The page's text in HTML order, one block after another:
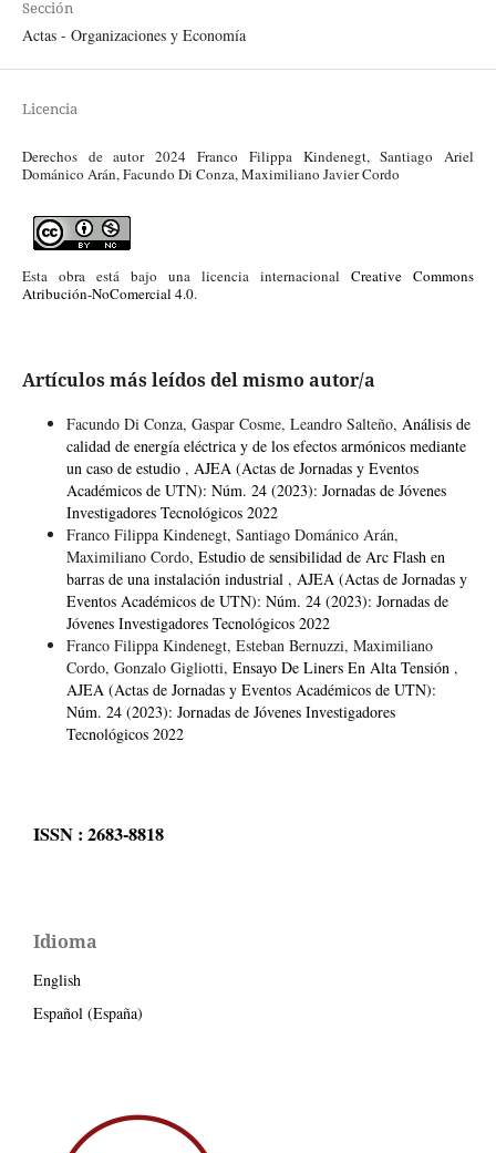
Sección
Actas - Organizaciones y Economía
Licencia
Derechos de autor 2024 Franco Filippa Kindenegt, Santiago Ariel
Dománico Arán, Facundo Di Conza, Maximiliano Javier Cordo
Esta obra está bajo una licencia internacionalCreative Commons
Atribución-NoComercial 4.0.
Artículos más leídos del mismo autor/a
Facundo Di Conza, Gaspar Cosme, Leandro Salteño, Análisis de
calidad de energía eléctrica y de los efectos armónicos mediante
un caso de estudio , AJEA (Actas de Jornadas y Eventos
Académicos de UTN): Núm. 24 (2023): Jornadas de Jóvenes
Investigadores Tecnológicos 2022
Franco Filippa Kindenegt, Santiago Dománico Arán,
Maximiliano Cordo, Estudio de sensibilidad de Arc Flash en
barras de una instalación industrial , AJEA (Actas de Jornadas y
Eventos Académicos de UTN): Núm. 24 (2023): Jornadas de
Jóvenes Investigadores Tecnológicos 2022
Franco Filippa Kindenegt, Esteban Bernuzzi, Maximiliano
Cordo, Gonzalo Gigliotti, Ensayo De Liners En Alta Tensión ,
AJEA (Actas de Jornadas y Eventos Académicos de UTN):
Núm. 24 (2023): Jornadas de Jóvenes Investigadores
Tecnológicos 2022
ISSN : 2683-8818
Idioma
English
Español (España)